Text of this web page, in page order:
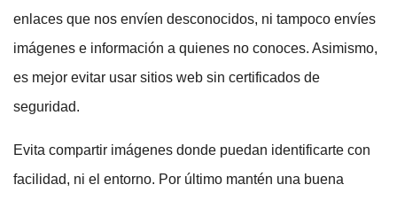
enlaces que nos envíen desconocidos, ni tampoco envíes
imágenes e información a quienes no conoces. Asimismo,
es mejor evitar usar sitios web sin certificados de
seguridad.
Evita compartir imágenes donde puedan identificarte con
facilidad, ni el entorno. Por último mantén una buena